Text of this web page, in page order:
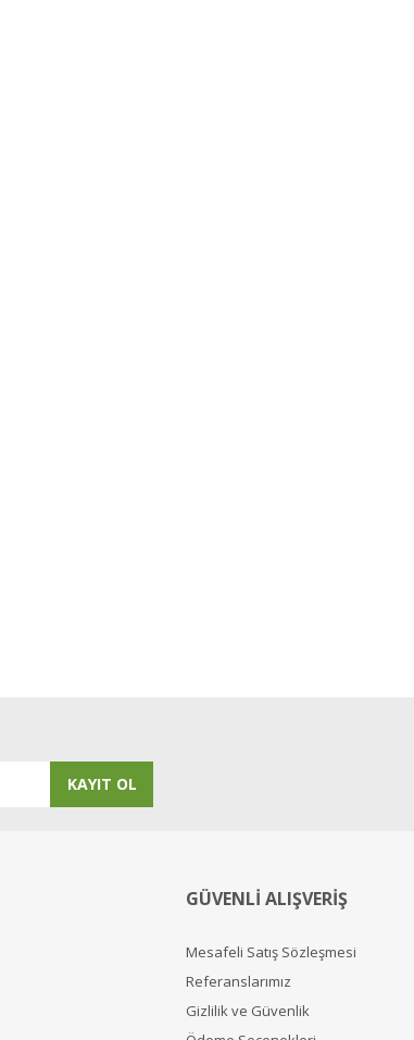
KAYIT OL
GÜVENLİ ALIŞVERİŞ
Mesafeli Satış Sözleşmesi
Referanslarımız
Gizlilik ve Güvenlik